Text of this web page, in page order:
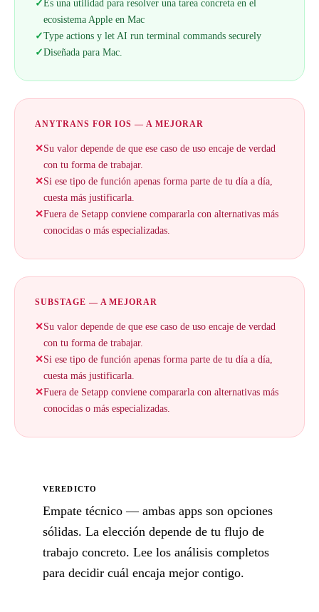
✓Es una utilidad para resolver una tarea concreta en el
ecosistema Apple en Mac
✓Type actions y let AI run terminal commands securely
✓Diseñada para Mac.
ANYTRANS FOR IOS — A MEJORAR
✕Su valor depende de que ese caso de uso encaje de verdad
con tu forma de trabajar.
✕Si ese tipo de función apenas forma parte de tu día a día,
cuesta más justificarla.
✕Fuera de Setapp conviene compararla con alternativas más
conocidas o más especializadas.
SUBSTAGE — A MEJORAR
✕Su valor depende de que ese caso de uso encaje de verdad
con tu forma de trabajar.
✕Si ese tipo de función apenas forma parte de tu día a día,
cuesta más justificarla.
✕Fuera de Setapp conviene compararla con alternativas más
conocidas o más especializadas.
VEREDICTO
Empate técnico — ambas apps son opciones
sólidas. La elección depende de tu flujo de
trabajo concreto. Lee los análisis completos
para decidir cuál encaja mejor contigo.